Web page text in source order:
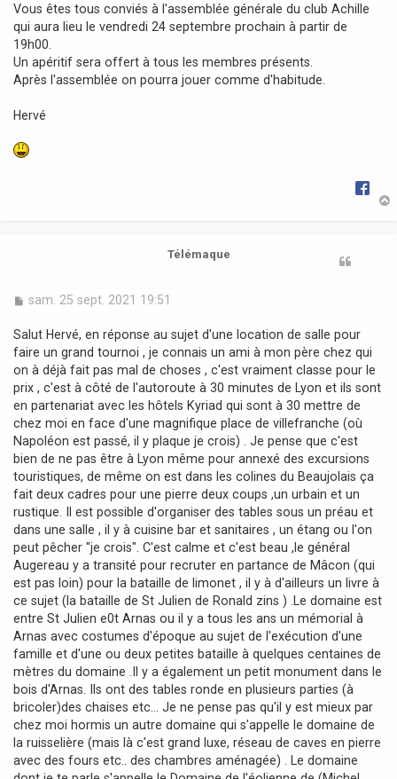
g
e
Vous êtes tous conviés à l'assemblée générale du club Achille
qui aura lieu le vendredi 24 septembre prochain à partir de
19h00.
Un apéritif sera offert à tous les membres présents.
Après l'assemblée on pourra jouer comme d'habitude.
Hervé
Télémaque
M
s
s
a
g
e
sam. 25 sept. 2021 19:51
Salut Hervé, en réponse au sujet d'une location de salle pour
faire un grand tournoi , je connais un ami à mon père chez qui
on à déjà fait pas mal de choses , c'est vraiment classe pour le
prix , c'est à côté de l'autoroute à 30 minutes de Lyon et ils sont
en partenariat avec les hôtels Kyriad qui sont à 30 mettre de
chez moi en face d'une magnifique place de villefranche (où
Napoléon est passé, il y plaque je crois) . Je pense que c'est
bien de ne pas être à Lyon même pour annexé des excursions
touristiques, de même on est dans les colines du Beaujolais ça
fait deux cadres pour une pierre deux coups ,un urbain et un
rustique. Il est possible d'organiser des tables sous un préau et
dans une salle , il y à cuisine bar et sanitaires , un étang ou l'on
peut pêcher "je crois". C'est calme et c'est beau ,le général
Augereau y a transité pour recruter en partance de Mâcon (qui
est pas loin) pour la bataille de limonet , il y à d'ailleurs un livre à
ce sujet (la bataille de St Julien de Ronald zins ) .Le domaine est
entre St Julien e0t Arnas ou il y a tous les ans un mémorial à
Arnas avec costumes d'époque au sujet de l'exécution d'une
famille et d'une ou deux petites bataille à quelques centaines de
mètres du domaine .Il y a également un petit monument dans le
bois d'Arnas. Ils ont des tables ronde en plusieurs parties (à
bricoler)des chaises etc... Je ne pense pas qu'il y est mieux par
chez moi hormis un autre domaine qui s'appelle le domaine de
la ruisselière (mais là c'est grand luxe, réseau de caves en pierre
avec des fours etc.. des chambres aménagée) . Le domaine